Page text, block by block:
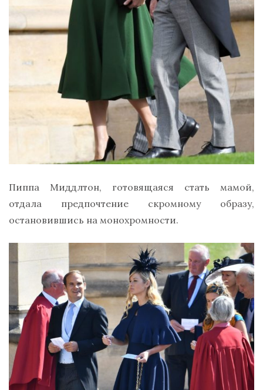
Пиппа Миддлтон, готовящаяся стать мамой,
отдала предпочтение скромному образу,
остановившись на монохромности.